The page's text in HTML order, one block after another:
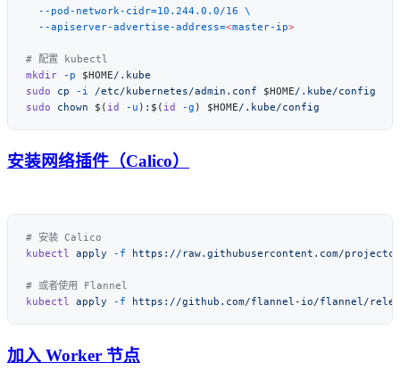
  --pod-network-cidr=10.244.0.0/16
  --apiserver-advertise-address=
<master-ip
mkdir -p $HOME
sudo cp -i /etc/kubernetes/admin.conf $HOME
sudo chown $( id -u ) : $( id -g ) $HOME
安装网络插件（Calico）
kubectl apply -f
kubectl apply -f
加入 Worker 节点